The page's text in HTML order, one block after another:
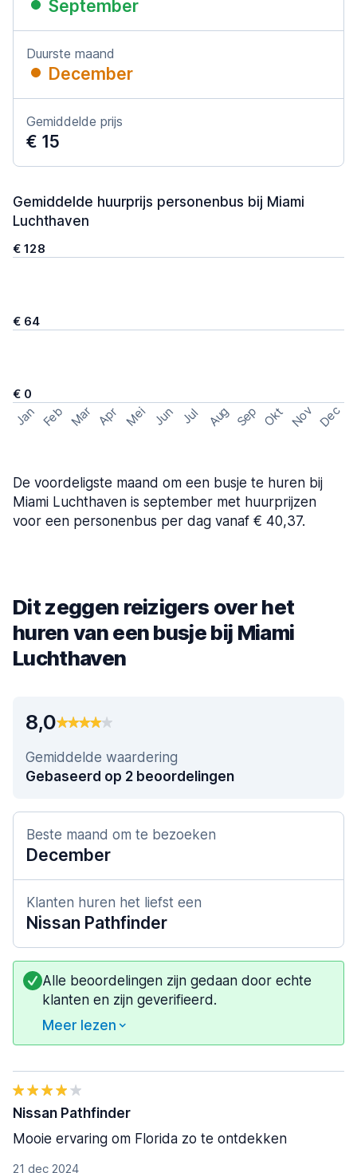
September
Duurste maand
December
Gemiddelde prijs
€ 15
Gemiddelde huurprijs personenbus bij Miami
Luchthaven
€ 128
€ 64
€ 0
Jan Feb Mar Apr Mei Jun Jul Aug Sep Okt Nov Dec
De voordeligste maand om een busje te huren bij
Miami Luchthaven is september met huurprijzen
voor een personenbus per dag vanaf € 40,37.
Dit zeggen reizigers over het
huren van een busje bij Miami
Luchthaven
8,0
Gemiddelde waardering
Gebaseerd op 2 beoordelingen
Beste maand om te bezoeken
December
Klanten huren het liefst een
Nissan Pathfinder
Alle beoordelingen zijn gedaan door echte
klanten en zijn geverifieerd.
Meer lezen
21 dec 2024
Nissan Pathfinder
Mooie ervaring om Florida zo te ontdekken